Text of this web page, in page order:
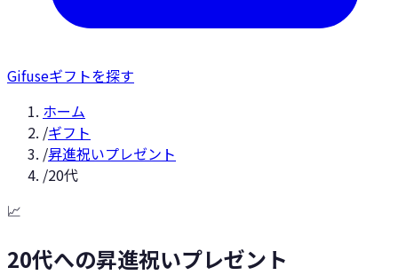
Gifuseギフトを探す
ホーム
/ギフト
/昇進祝いプレゼント
/20代
📈
20代への昇進祝いプレゼント